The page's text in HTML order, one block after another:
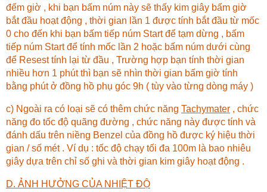
đếm giờ , khi bạn bấm núm này sẽ thấy kim giây bấm giờ
bắt đầu hoạt động , thời gian lần 1 được tính bắt đầu từ mốc
0 cho đến khi bạn bấm tiếp núm Start để tạm dừng , bấm
tiếp núm Start để tính mốc lần 2 hoặc bấm núm dưới cùng
để Resest tính lại từ đầu , Trường hợp bạn tính thời gian
nhiều hơn 1 phút thì bạn sẽ nhìn thời gian bấm giờ tính
bằng phút ở đồng hồ phụ góc 9h ( tùy vào từng dòng máy )
c) Ngoài ra có loại sẽ có thêm chức năng Tachymater , chức
năng đo tốc độ quãng đường , chức năng này được tính và
đánh dấu trên niềng Benzel của đồng hồ được ký hiệu thời
gian / số mét . Ví dụ : tốc độ chạy tối đa 100m là bao nhiêu
giây dựa trên chỉ số ghi và thời gian kim giây hoạt động .
D. ẢNH HƯỞNG CỦA NHIỆT ĐỘ